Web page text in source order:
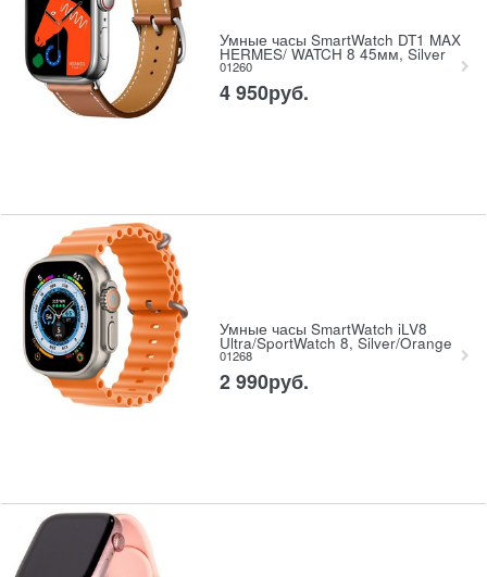
Умные часы SmartWatch DT1 MAX
HERMES/ WATCH 8 45мм, Silver
01260
4 950руб.
Умные часы SmartWatch iLV8
Ultra/SportWatch 8, Silver/Orange
01268
2 990руб.